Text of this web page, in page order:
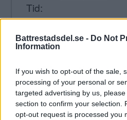
Battrestadsdel.se - Do Not
Information
If you wish to opt-out of the sale,
processing of your personal or
targeted advertising by us,
section to confirm your selection.
opt-out request is processed you
Tid:
19:00
Evenemang Tags:
Plats
Kastanjeparken
Brådstupsvägen 11,
Hägersten, 12939 +